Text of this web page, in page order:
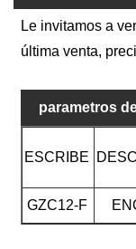
Le invitamos a
última venta,
parametros
ESCRIBE
GZC12-F